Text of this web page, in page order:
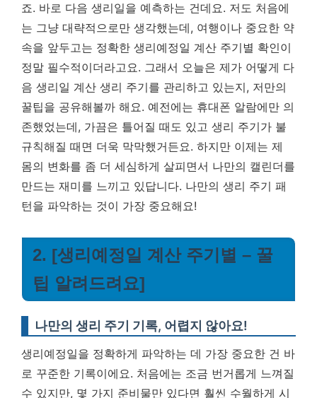
죠. 바로 다음 생리일을 예측하는 건데요. 저도 처음에
는 그냥 대략적으로만 생각했는데, 여행이나 중요한 약
속을 앞두고는 정확한 생리예정일 계산 주기별 확인이
정말 필수적이더라고요. 그래서 오늘은 제가 어떻게 다
음 생리일 계산 생리 주기를 관리하고 있는지, 저만의
꿀팁을 공유해볼까 해요. 예전에는 휴대폰 알람에만 의
존했었는데, 가끔은 틀어질 때도 있고 생리 주기가 불
규칙해질 때면 더욱 막막했거든요. 하지만 이제는 제
몸의 변화를 좀 더 세심하게 살피면서 나만의 캘린더를
만드는 재미를 느끼고 있답니다. 나만의 생리 주기 패
턴을 파악하는 것이 가장 중요해요!
2. [생리예정일 계산 주기별 – 꿀
팁 알려드려요]
나만의 생리 주기 기록, 어렵지 않아요!
생리예정일을 정확하게 파악하는 데 가장 중요한 건 바
로 꾸준한 기록이에요. 처음에는 조금 번거롭게 느껴질
수 있지만, 몇 가지 준비물만 있다면 훨씬 수월하게 시